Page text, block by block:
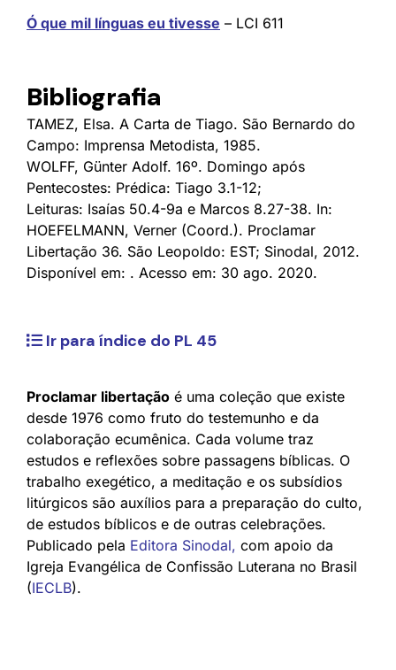
Ó que mil línguas eu tivesse – LCI 611
Bibliografia
TAMEZ, Elsa. A Carta de Tiago. São Bernardo do
Campo: Imprensa Metodista, 1985.
WOLFF, Günter Adolf. 16º. Domingo após
Pentecostes: Prédica: Tiago 3.1-12;
Leituras: Isaías 50.4-9a e Marcos 8.27-38. In:
HOEFELMANN, Verner (Coord.). Proclamar
Libertação 36. São Leopoldo: EST; Sinodal, 2012.
Disponível em: . Acesso em: 30 ago. 2020.
Ir para índice do PL 45
Proclamar libertação é uma coleção que existe
desde 1976 como fruto do testemunho e da
colaboração ecumênica. Cada volume traz
estudos e reflexões sobre passagens bíblicas. O
trabalho exegético, a meditação e os subsídios
litúrgicos são auxílios para a preparação do culto,
de estudos bíblicos e de outras celebrações.
Publicado pela Editora Sinodal, com apoio da
Igreja Evangélica de Confissão Luterana no Brasil
(IECLB).